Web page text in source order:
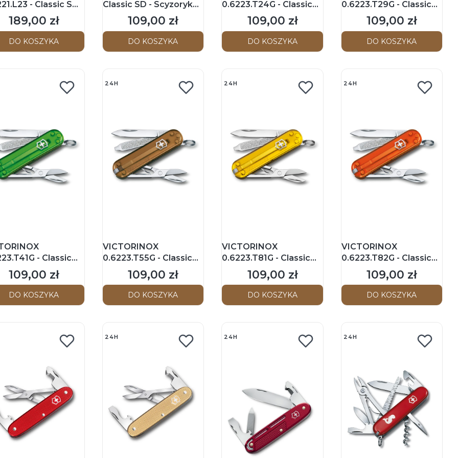
- Classic SD
- Scyzoryk 58mm -
Yellow -
Edition 2023
Cena
189,00 zł
DO KOSZYKA
Classic SD - Scyzoryk
58mm - Style Icon
Cena
109,00 zł
DO KOSZYKA
0.6223.T24G - Classic
SD - Scyzoryk 58mm -
Tropical Surf
Cena
109,00 zł
DO KOSZYKA
0.6223.T29G - Classic
SD - Scyzoryk 58mm -
Persian Indigo
Cena
109,00 zł
DO KOSZYKA
- Classic
- Scyzoryk 58mm -
Tea
Cena
109,00 zł
DO KOSZYKA
24H
VICTORINOX
0.6223.T55G - Classic
SD - Scyzoryk 58mm -
Chocolate Fudge
Cena
109,00 zł
DO KOSZYKA
24H
VICTORINOX
0.6223.T81G - Classic
SD - Scyzoryk 58mm -
Tuscan Sun
Cena
109,00 zł
DO KOSZYKA
24H
VICTORINOX
0.6223.T82G - Classic
SD - Scyzoryk 58mm -
Fire Opal
Cena
109,00 zł
DO KOSZYKA
24H 24H 24H